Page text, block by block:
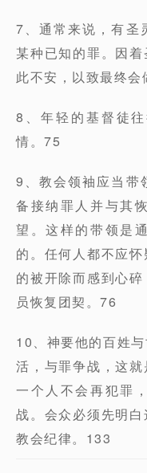
7、通常来说，有圣
某种已知的罪。因
此不安，以致最终
8、年轻的基督徒
情。75
9、教会领袖应当带
备接纳罪人并与其
望。这样的带领是
的。任何人都不应
的被开除而感到心
员恢复团契。76
10、神要他的百姓
活，与罪争战，这
一个人不会再犯罪
战。会众必须先明
教会纪律。133